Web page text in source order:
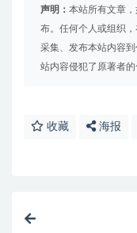
声明： 本站所有文章
布。任何个人或组织
采集、发布本站内容
站内容侵犯了原著者的
收藏 海报